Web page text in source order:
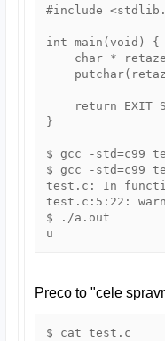
#include
int main(void) {
char *
return
}
$ gcc -std=c99
$ gcc -std=c99
test.c: In
test.c:5:22:
$ ./a.out
u
Preco to "cele
$ cat test.c